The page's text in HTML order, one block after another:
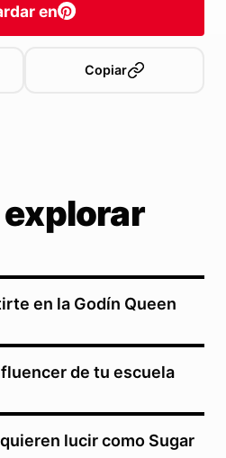
en
Copiar
en la Godín Queen
de tu escuela
lucir como Sugar